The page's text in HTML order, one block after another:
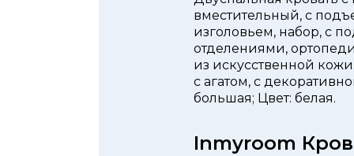
вместительный, с
изголовьем, набор, с
отделениями,
из искусственной
с агатом, с
большая; Цвет: белая.
Inmyroom